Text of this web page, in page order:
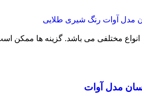
انواع مختلفی می باشد. گزینه ها ممکن
مدل آوات